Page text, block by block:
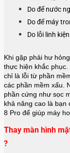
Do để nước
Do để máy
Do lỗi linh
Khi gặp phải hư
thực hiện khắc
chỉ là lỗi từ phần
các phần mềm xấu.
phần cứng như sọc
khả năng cao là bạn
8 Pro để giúp máy
Thay màn hình
?